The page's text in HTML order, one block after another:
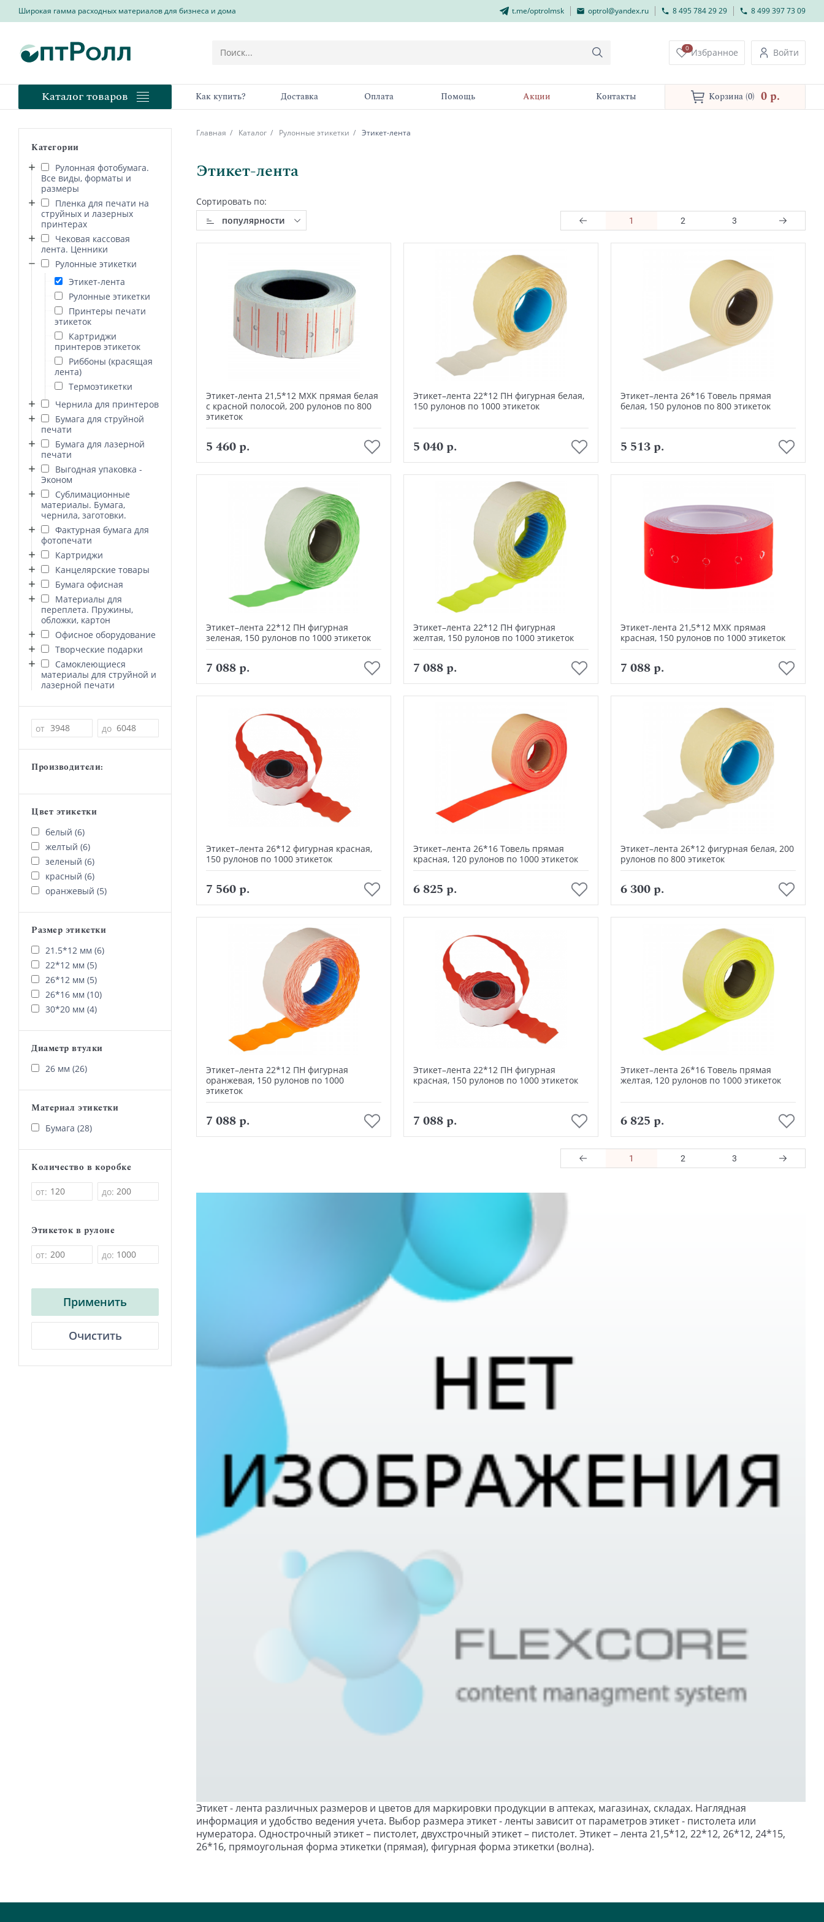
Широкая гамма расходных материалов для бизнеса и дома t.me/optrolmsk optrol@yandex.ru 8 495 784 29 29 8 499 397 73 09
0 Избранное Войти
Каталог товаров Как купить? Доставка Оплата Помощь Акции Контакты Корзина (0) 0 p.
Категории
Рулонная фотобумага.
Все виды, форматы и
размеры
Пленка для печати на
струйных и лазерных
принтерах
Чековая кассовая
лента. Ценники
Рулонные этикетки
Этикет-лента
Рулонные этикетки
Принтеры печати
этикеток
Картриджи
принтеров этикеток
Риббоны (красящая
лента)
Термоэтикетки
Чернила для принтеров
Бумага для струйной
печати
Бумага для лазерной
печати
Выгодная упаковка -
Эконом
Сублимационные
материалы. Бумага,
чернила, заготовки.
Фактурная бумага для
фотопечати
Картриджи
Канцелярские товары
Бумага офисная
Материалы для
переплета. Пружины,
обложки, картон
Офисное оборудование
Творческие подарки
Самоклеющиеся
материалы для струйной и
лазерной печати
Цена
от до
Производители:
Цвет этикетки
белый (6)
желтый (6)
зеленый (6)
красный (6)
оранжевый (5)
Размер этикетки
21.5*12 мм (6)
22*12 мм (5)
26*12 мм (5)
26*16 мм (10)
30*20 мм (4)
Диаметр втулки
26 мм (26)
Материал этикетки
Бумага (28)
Количество в коробке
от: до:
Этикеток в рулоне
от: до:
Применить
Очистить
Главная Каталог Рулонные этикетки Этикет-лента
Этикет-лента
Сортировать по:
популярности
1 2 3
Этикет-лента 21,5*12 МХК прямая белая
с красной полосой, 200 рулонов по 800
этикеток
5 460 р.
Этикет–лента 22*12 ПН фигурная белая,
150 рулонов по 1000 этикеток
5 040 р.
Этикет–лента 26*16 Товель прямая
белая, 150 рулонов по 800 этикеток
5 513 р.
Этикет–лента 22*12 ПН фигурная
зеленая, 150 рулонов по 1000 этикеток
7 088 р.
Этикет–лента 22*12 ПН фигурная
желтая, 150 рулонов по 1000 этикеток
7 088 р.
Этикет-лента 21,5*12 МХК прямая
красная, 150 рулонов по 1000 этикеток
7 088 р.
Этикет–лента 26*12 фигурная красная,
150 рулонов по 1000 этикеток
7 560 р.
Этикет–лента 26*16 Товель прямая
красная, 120 рулонов по 1000 этикеток
6 825 р.
Этикет–лента 26*12 фигурная белая, 200
рулонов по 800 этикеток
6 300 р.
Этикет–лента 22*12 ПН фигурная
оранжевая, 150 рулонов по 1000
этикеток
7 088 р.
Этикет–лента 22*12 ПН фигурная
красная, 150 рулонов по 1000 этикеток
7 088 р.
Этикет–лента 26*16 Товель прямая
желтая, 120 рулонов по 1000 этикеток
6 825 р.
1 2 3
Этикет - лента различных размеров и цветов для маркировки продукции в аптеках, магазинах, складах. Наглядная
информация и удобство ведения учета. Выбор размера этикет - ленты зависит от параметров этикет - пистолета или
нумератора. Однострочный этикет – пистолет, двухстрочный этикет – пистолет. Этикет – лента 21,5*12, 22*12, 26*12, 24*15,
26*16, прямоугольная форма этикетки (прямая), фигурная форма этикетки (волна).